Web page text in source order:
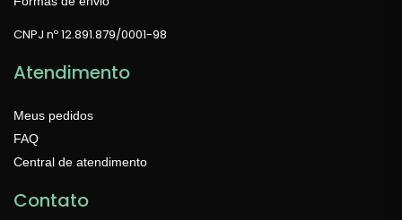
CNPJ nº 12.891.879/0001-98
Atendimento
Meus pedidos
FAQ
Central de atendimento
Contato